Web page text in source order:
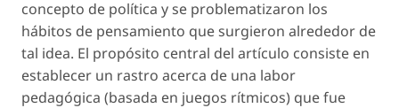
concepto de política y se problematizaron los
hábitos de pensamiento que surgieron alrededor de
tal idea. El propósito central del artículo consiste en
establecer un rastro acerca de una labor
pedagógica (basada en juegos rítmicos) que fue